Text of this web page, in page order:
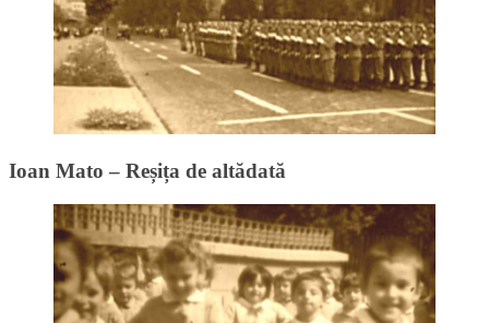
Ioan Mato – Reșița de altădată